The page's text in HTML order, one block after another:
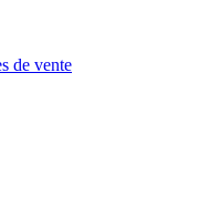
de vente